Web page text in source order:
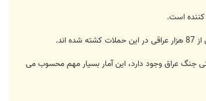
جنگ عراق وجود دارد، این آمار بسیار مهم محسوب می